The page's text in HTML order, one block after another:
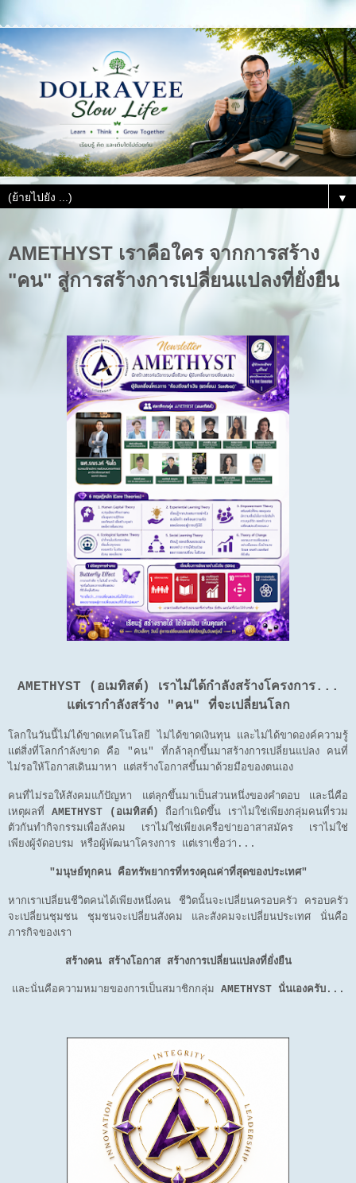
▼
AMETHYST เราคือใคร จากการสร้าง
"คน" สู่การสร้างการเปลี่ยนแปลงที่ยั่งยืน
AMETHYST (อเมทิสต์) เราไม่ได้กำลังสร้างโครงการ...
แต่เรากำลังสร้าง "คน" ที่จะเปลี่ยนโลก
โลกในวันนี้ไม่ได้ขาดเทคโนโลยี ไม่ได้ขาดเงินทุน และไม่ได้ขาดองค์ความรู้
แต่สิ่งที่โลกกำลังขาด คือ "คน" ที่กล้าลุกขึ้นมาสร้างการเปลี่ยนแปลง คนที่
ไม่รอให้โอกาสเดินมาหา แต่สร้างโอกาสขึ้นมาด้วยมือของตนเอง
คนที่ไม่รอให้สังคมแก้ปัญหา แต่ลุกขึ้นมาเป็นส่วนหนึ่งของคำตอบ และนี่คือ
เหตุผลที่ AMETHYST (อเมทิสต์) ถือกำเนิดขึ้น เราไม่ใช่เพียงกลุ่มคนที่รวม
ตัวกันทำกิจกรรมเพื่อสังคม เราไม่ใช่เพียงเครือข่ายอาสาสมัคร เราไม่ใช่
เพียงผู้จัดอบรม หรือผู้พัฒนาโครงการ แต่เราเชื่อว่า...
"มนุษย์ทุกคน คือทรัพยากรที่ทรงคุณค่าที่สุดของประเทศ"
หากเราเปลี่ยนชีวิตคนได้เพียงหนึ่งคน ชีวิตนั้นจะเปลี่ยนครอบครัว ครอบครัว
จะเปลี่ยนชุมชน ชุมชนจะเปลี่ยนสังคม และสังคมจะเปลี่ยนประเทศ นั่นคือ
ภารกิจของเรา
สร้างคน สร้างโอกาส สร้างการเปลี่ยนแปลงที่ยั่งยืน
และนั่นคือความหมายของการเป็นสมาชิกกลุ่ม AMETHYST นั่นเองครับ...